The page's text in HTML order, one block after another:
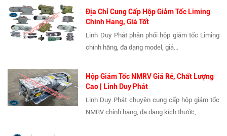
Địa Chỉ Cung Cấp Hộp Giảm Tốc Liming
Chính Hãng, Giá Tốt
Linh Duy Phát phân phối hộp giảm tốc Liming
chính hãng, đa dạng model, giá...
Hộp Giảm Tốc NMRV Giá Rẻ, Chất Lượng
Cao | Linh Duy Phát
Linh Duy Phát chuyên cung cấp hộp giảm tốc
NMRV chính hãng, đa dạng kích thước,...